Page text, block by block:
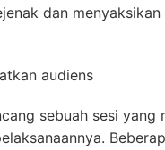
dan
audiens
sebuah sesi yang